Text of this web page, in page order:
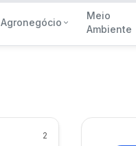
Agronegócio
Meio
Ambiente
2